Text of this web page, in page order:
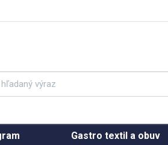
Gastro textil a obuv